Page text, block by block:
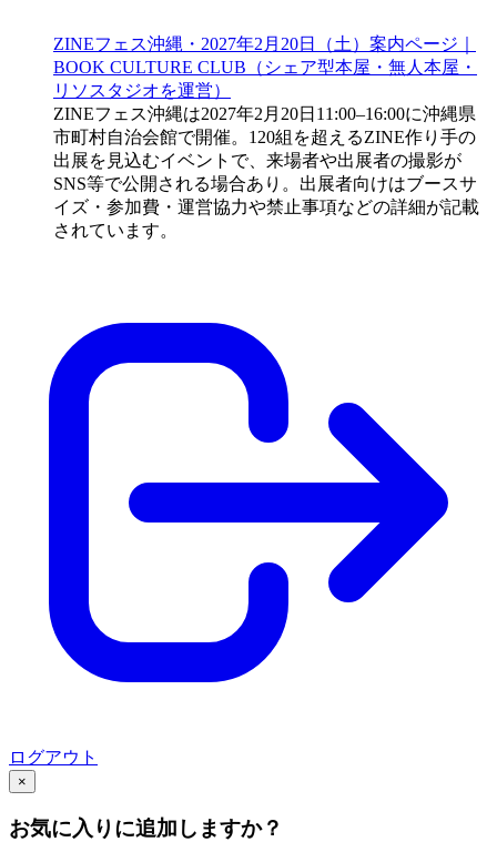
ZINEフェス沖縄・2027年2月20日（土）案内ページ｜
BOOK CULTURE CLUB（シェア型本屋・無人本屋・
リソスタジオを運営）
ZINEフェス沖縄は2027年2月20日11:00–16:00に沖縄県
市町村自治会館で開催。120組を超えるZINE作り手の
出展を見込むイベントで、来場者や出展者の撮影が
SNS等で公開される場合あり。出展者向けはブースサ
イズ・参加費・運営協力や禁止事項などの詳細が記載
されています。
ログアウト
×
お気に入りに追加しますか？